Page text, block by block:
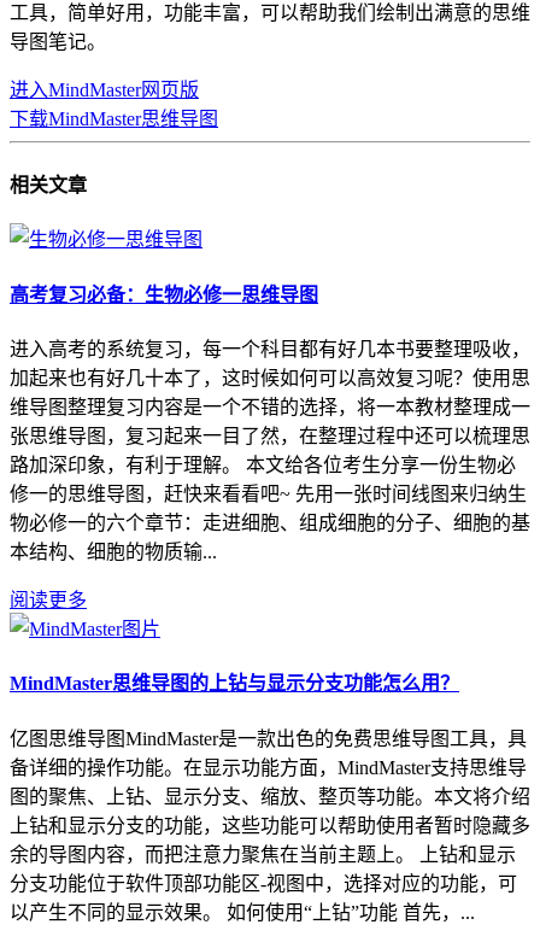
工具，简单好用，功能丰富，可以帮助我们绘制出满意的思维
导图笔记。
进入MindMaster网页版
下载MindMaster思维导图
相关文章
高考复习必备：生物必修一思维导图
进入高考的系统复习，每一个科目都有好几本书要整理吸收，
加起来也有好几十本了，这时候如何可以高效复习呢？使用思
维导图整理复习内容是一个不错的选择，将一本教材整理成一
张思维导图，复习起来一目了然，在整理过程中还可以梳理思
路加深印象，有利于理解。 本文给各位考生分享一份生物必
修一的思维导图，赶快来看看吧~ 先用一张时间线图来归纳生
物必修一的六个章节：走进细胞、组成细胞的分子、细胞的基
本结构、细胞的物质输...
阅读更多
MindMaster思维导图的上钻与显示分支功能怎么用？
亿图思维导图MindMaster是一款出色的免费思维导图工具，具
备详细的操作功能。在显示功能方面，MindMaster支持思维导
图的聚焦、上钻、显示分支、缩放、整页等功能。本文将介绍
上钻和显示分支的功能，这些功能可以帮助使用者暂时隐藏多
余的导图内容，而把注意力聚焦在当前主题上。 上钻和显示
分支功能位于软件顶部功能区-视图中，选择对应的功能，可
以产生不同的显示效果。 如何使用“上钻”功能 首先，...